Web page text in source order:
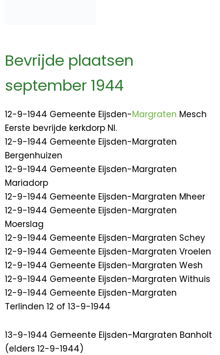
Bevrijde plaatsen
september 1944
12-9-1944 Gemeente Eijsden-Margraten Mesch
Eerste bevrijde kerkdorp Nl.
12-9-1944 Gemeente Eijsden-Margraten
Bergenhuizen
12-9-1944 Gemeente Eijsden-Margraten
Mariadorp
12-9-1944 Gemeente Eijsden-Margraten Mheer
12-9-1944 Gemeente Eijsden-Margraten
Moerslag
12-9-1944 Gemeente Eijsden-Margraten Schey
12-9-1944 Gemeente Eijsden-Margraten Vroelen
12-9-1944 Gemeente Eijsden-Margraten Wesh
12-9-1944 Gemeente Eijsden-Margraten Withuis
12-9-1944 Gemeente Eijsden-Margraten
Terlinden 12 of 13-9-1944
13-9-1944 Gemeente Eijsden-Margraten Banholt
(elders 12-9-1944)